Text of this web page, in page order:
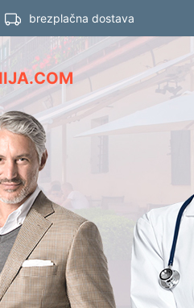
brezplačna dostava